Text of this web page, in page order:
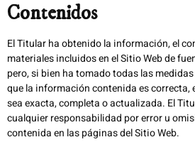
Contenidos
El Titular ha obtenido la información, el
materiales incluidos en el Sitio Web de
pero, si bien ha tomado todas las
que la información contenida es correcta,
sea exacta, completa o actualizada. El
cualquier responsabilidad por error u
contenida en las páginas del Sitio Web.